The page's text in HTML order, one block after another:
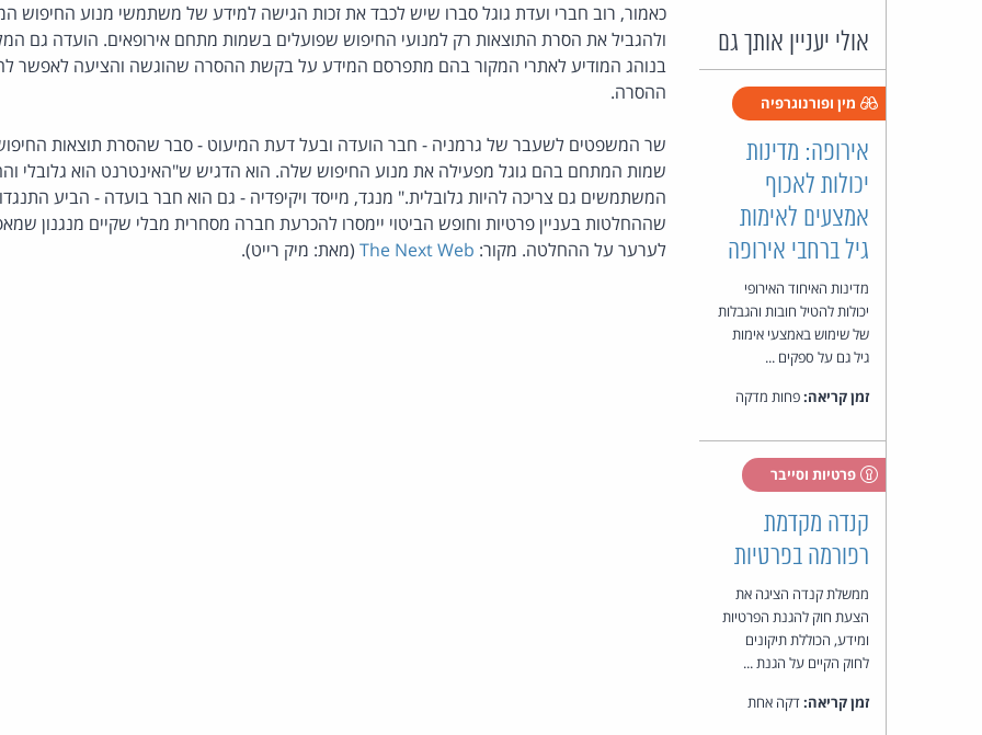
אולי יעניין אותך גם
מין ופורנוגרפיה
אירופה: מדינות
יכולות לאכוף
אמצעים לאימות
גיל ברחבי אירופה
מדינות האיחוד האירופי
יכולות להטיל חובות והגבלות
של שימוש באמצעי אימות
גיל גם על ספקים ...
זמן קריאה:פחות מדקה
פרטיות וסייבר
קנדה מקדמת
רפורמה בפרטיות
ממשלת קנדה הציגה את
הצעת חוק להגנת הפרטיות
ומידע, הכוללת תיקונים
לחוק הקיים על הגנת ...
זמן קריאה:דקה אחת
כאמור, רוב חברי ועדת גוגל סברו שיש לכבד את זכות הגישה למידע של משתמשי מנוע החיפוש
ולהגביל את הסרת התוצאות רק למנועי החיפוש שפועלים בשמות מתחם אירופאים. הועדה גם
בנוהג המודיע לאתרי המקור בהם מתפרסם המידע על בקשת ההסרה שהוגשה והציעה לאפשר
ההסרה.
שר המשפטים לשעבר של גרמניה - חבר הועדה ובעל דעת המיעוט - סבר שהסרת תוצאות
שמות המתחם בהם גוגל מפעילה את מנוע החיפוש שלה. הוא הדגיש ש"האינטרנט הוא גלובלי
המשתמשים גם צריכה להיות גלובלית." מנגד, מייסד ויקיפדיה - גם הוא חבר בועדה - הביע
שההחלטות בעניין פרטיות וחופש הביטוי יימסרו להכרעת חברה מסחרית מבלי שקיים מנגנון
לערער על ההחלטה. מקור: The Next Web(מאת: מיק רייט).